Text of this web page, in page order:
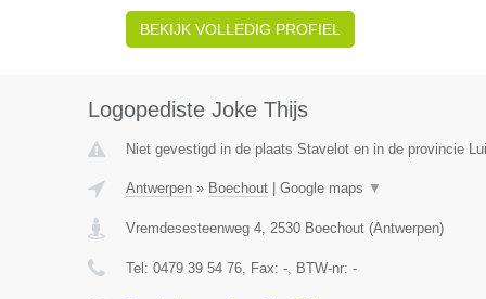
BEKIJK VOLLEDIG PROFIEL
Logopediste Joke Thijs
Niet gevestigd in de plaats Stavelot en in de provincie
Antwerpen» Boechout| Google maps ▼
Vremdesesteenweg 4, 2530 Boechout(Antwerpen)
Tel: 0479 39 54 76, Fax: -, BTW-nr: -